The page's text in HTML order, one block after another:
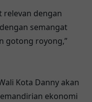
relevan dengan
semangat
gotong royong,”
Kota Danny akan
ekonomi